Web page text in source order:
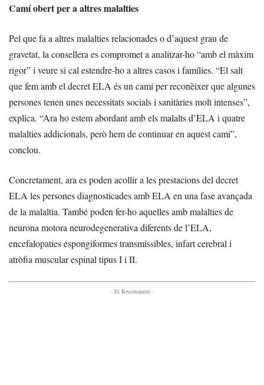
Camí obert per a altres malalties
Pel que fa a altres malalties relacionades o d’aquest grau de
gravetat, la consellera es compromet a analitzar-ho “amb el màxim
rigor” i veure si cal estendre-ho a altres casos i famílies. “El salt
que fem amb el decret ELA és un camí per reconèixer que algunes
persones tenen unes necessitats socials i sanitàries molt intenses”,
explica. “Ara ho estem abordant amb els malalts d’ELA i quatre
malalties addicionals, però hem de continuar en aquest camí”,
conclou.
Concretament, ara es poden acollir a les prestacions del decret
ELA les persones diagnosticades amb ELA en una fase avançada
de la malaltia. També poden fer-ho aquelles amb malalties de
neurona motora neurodegenerativa diferents de l’ELA,
encefalopaties espongiformes transmissibles, infart cerebral i
atròfia muscular espinal tipus I i II.
- Et Recomanem -